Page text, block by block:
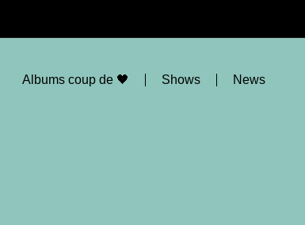
Albums coup de 🖤 Shows News